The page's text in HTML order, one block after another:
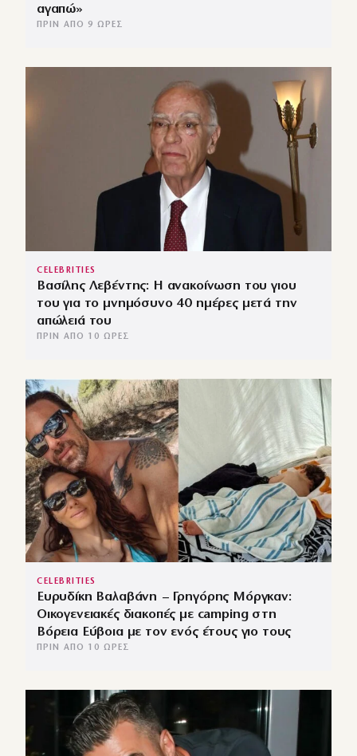
αγαπώ»
ΠΡΙΝ ΑΠΌ 9 ΏΡΕΣ
CELEBRITIES
Βασίλης Λεβέντης: Η ανακοίνωση του γιου
του για το μνημόσυνο 40 ημέρες μετά την
απώλειά του
ΠΡΙΝ ΑΠΌ 10 ΏΡΕΣ
CELEBRITIES
Ευρυδίκη Βαλαβάνη – Γρηγόρης Μόργκαν:
Οικογενειακές διακοπές με camping στη
Βόρεια Εύβοια με τον ενός έτους γιο τους
ΠΡΙΝ ΑΠΌ 10 ΏΡΕΣ